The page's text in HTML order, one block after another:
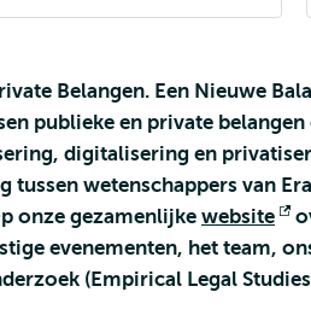
Belangen. Een Nieuwe
publieke en private
digitalisering en
tussen wetenschappers van
onze gezamenlijke website
evenementen, het team,
(Empirical Legal